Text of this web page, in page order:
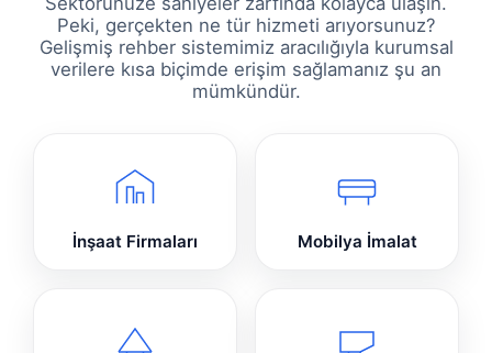
Peki, gerçekten ne tür hizmeti arıyorsunuz?
Gelişmiş rehber sistemimiz aracılığıyla kurumsal
verilere kısa biçimde erişim sağlamanız şu an
mümkündür.
İnşaat Firmaları Mobilya İmalat